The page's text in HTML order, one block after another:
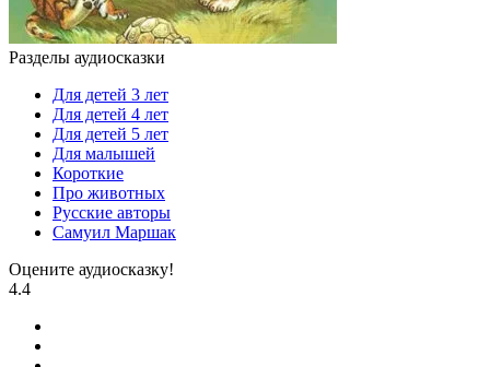
Разделы аудиосказки
Для детей 3 лет
Для детей 4 лет
Для детей 5 лет
Для малышей
Короткие
Про животных
Русские авторы
Самуил Маршак
Оцените аудиосказку!
4.4